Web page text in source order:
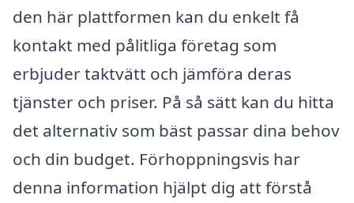
den här plattformen kan du enkelt få
kontakt med pålitliga företag som
erbjuder taktvätt och jämföra deras
tjänster och priser. På så sätt kan du hitta
det alternativ som bäst passar dina behov
och din budget. Förhoppningsvis har
denna information hjälpt dig att förstå